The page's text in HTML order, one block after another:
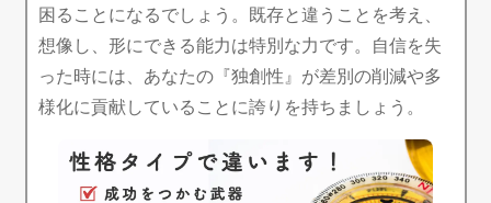
困ることになるでしょう。既存と違うことを考え、
想像し、形にできる能力は特別な力です。自信を失
った時には、あなたの『独創性』が差別の削減や多
様化に貢献していることに誇りを持ちましょう。